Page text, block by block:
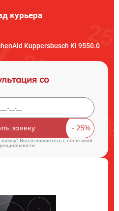
курьера
Kuppersbusch KI 9550.0
со
заявку
Вы соглашаетесь cполитикой